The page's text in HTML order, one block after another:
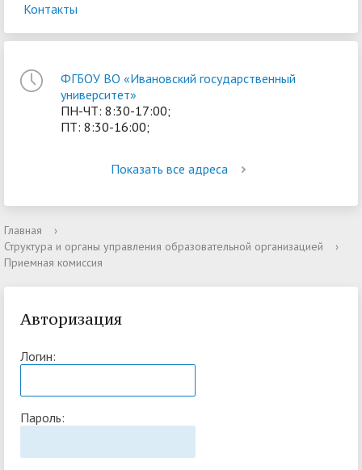
Контакты
ФГБОУ ВО «Ивановский государственный
университет»
ПН-ЧТ: 8:30-17:00;
ПТ: 8:30-16:00;
Показать все адреса
Главная
›
Структура и органы управления образовательной организацией
›
Приемная комиссия
Авторизация
Логин:
Пароль: